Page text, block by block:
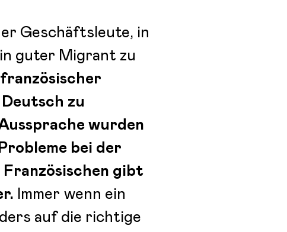
Geschäftsleute, in
guter Migrant zu
zu
wurden
bei der
Französischen gibt
Immer wenn ein
auf die richtige